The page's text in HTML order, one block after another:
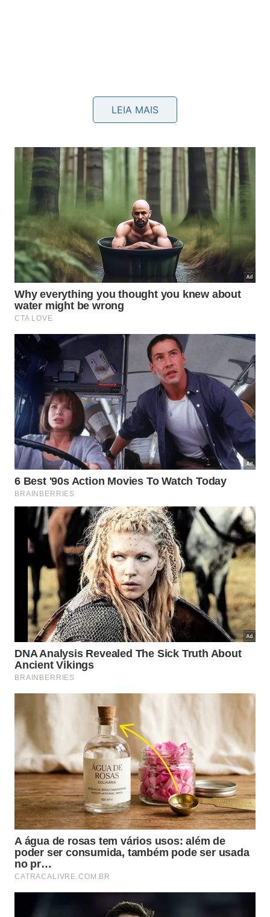
Para que serve cada tipo de ranhura
mais comum?
Entre os formatos mais conhecidos, cada um
responde a uma necessidade diferente. A ranhura
plana atende ajustes simples, enquanto cruzes,
estrelas e hexágonos internos foram desenvolvidos
para oferecer maisagarre e mais eficiência
usos variados.
🪛
Os encaixes mais
usados
Cada cabeça resolve um
problema diferente
A ranhura plana é clássica, mas pode
escorregar com facilidade sob força maior.
Phillips e Pozidriv melhoram a centralização
e o agarre em tarefas comuns.
Torx permite aplicar mais torque sem
desgastar a cabeça, o Allen favorece uniões
firmes e o sextavado externo entra em
trabalhos mais pesados.
Na prática, entender essas diferenças evita
improvisos que danificam tantoa ferramenta quanto
a peça. Em vez de escolher apenas pelo tamanho,
vale observar o formato da cabeça para garantir
encaixee melhordesempenhodurante o serviço.
LEIA MAIS